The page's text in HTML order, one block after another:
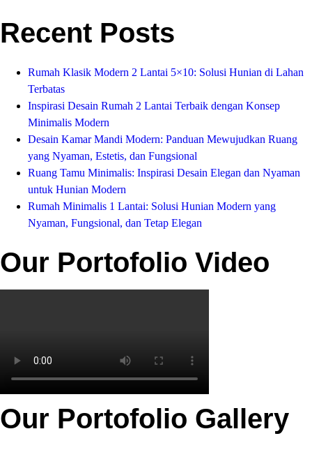
Recent Posts
Rumah Klasik Modern 2 Lantai 5×10: Solusi Hunian di Lahan
Terbatas
Inspirasi Desain Rumah 2 Lantai Terbaik dengan Konsep
Minimalis Modern
Desain Kamar Mandi Modern: Panduan Mewujudkan Ruang
yang Nyaman, Estetis, dan Fungsional
Ruang Tamu Minimalis: Inspirasi Desain Elegan dan Nyaman
untuk Hunian Modern
Rumah Minimalis 1 Lantai: Solusi Hunian Modern yang
Nyaman, Fungsional, dan Tetap Elegan
Our Portofolio Video
Our Portofolio Gallery